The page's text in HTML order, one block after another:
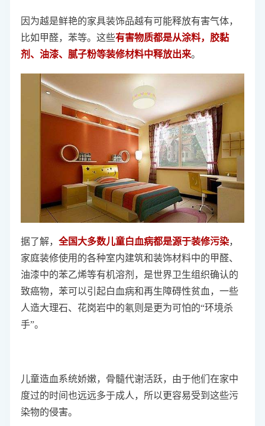
因为越是鲜艳的家具装饰品越有可能释放有害气体，
比如甲醛，苯等。这些有害物质都是从涂料，胶黏
剂、油漆、腻子粉等装修材料中释放出来。
据了解， 全国大多数儿童白血病都是源于装修污染，
家庭装修使用的各种室内建筑和装饰材料中的甲醛、
油漆中的苯乙烯等有机溶剂，是世界卫生组织确认的
致癌物，苯可以引起白血病和再生障碍性贫血，一些
人造大理石、花岗岩中的氡则是更为可怕的“环境杀
手”。
儿童造血系统娇嫩，骨髓代谢活跃，由于他们在家中
度过的时间也远远多于成人，所以更容易受到这些污
染物的侵害。